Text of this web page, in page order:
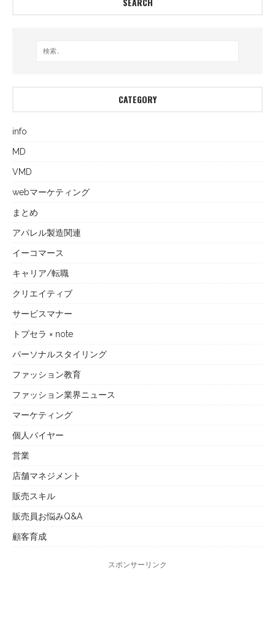
CATEGORY
info
MD
VMD
webマーケティング
まとめ
アパレル製造関連
イーコマース
キャリア/転職
クリエイティブ
サービスマナー
トプセラ × note
パーソナルスタイリング
ファッション教育
ファッション業界ニュース
マーケティング
個人バイヤー
営業
店舗マネジメント
販売スキル
販売員お悩みQ&A
顧客育成
スポンサーリンク